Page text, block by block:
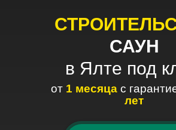
САУН
в Ялте под
от 1 месяца с
лет